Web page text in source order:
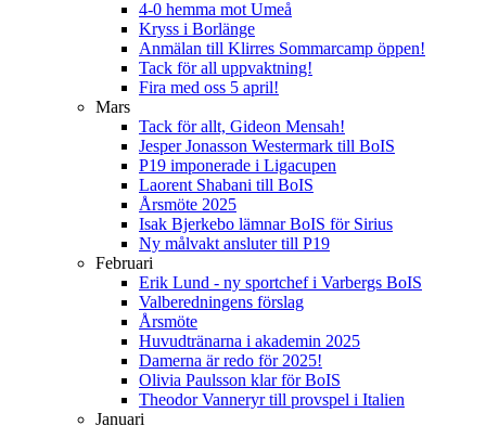
4-0 hemma mot Umeå
Kryss i Borlänge
Anmälan till Klirres Sommarcamp öppen!
Tack för all uppvaktning!
Fira med oss 5 april!
Mars
Tack för allt, Gideon Mensah!
Jesper Jonasson Westermark till BoIS
P19 imponerade i Ligacupen
Laorent Shabani till BoIS
Årsmöte 2025
Isak Bjerkebo lämnar BoIS för Sirius
Ny målvakt ansluter till P19
Februari
Erik Lund - ny sportchef i Varbergs BoIS
Valberedningens förslag
Årsmöte
Huvudtränarna i akademin 2025
Damerna är redo för 2025!
Olivia Paulsson klar för BoIS
Theodor Vanneryr till provspel i Italien
Januari